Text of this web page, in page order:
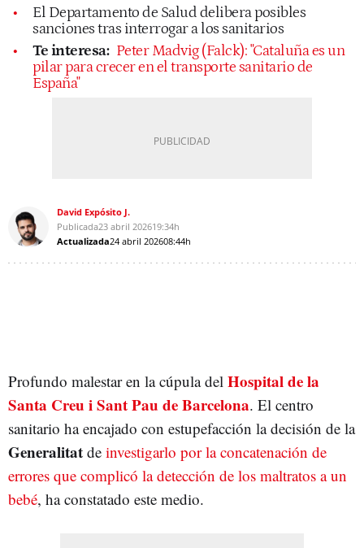
El Departamento de Salud delibera posibles
sanciones tras interrogar a los sanitarios
Te interesa: Peter Madvig (Falck): "Cataluña es un
pilar para crecer en el transporte sanitario de
España"
David Expósito J.
Publicada23 abril 202619:34h
Actualizada24 abril 202608:44h
Profundo malestar en la cúpula del Hospital de la
Santa Creu i Sant Pau de Barcelona. El centro
sanitario ha encajado con estupefacción la decisión de la
Generalitat de investigarlo por la concatenación de
errores que complicó la detección de los maltratos a un
bebé, ha constatado este medio.